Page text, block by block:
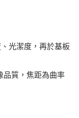
光潔度，再於基板
品質，焦距為曲率